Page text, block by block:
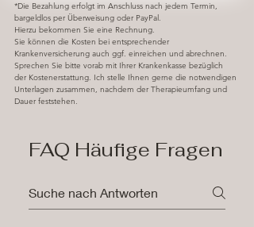
*Die Bezahlung erfolgt im Anschluss nach jedem Termin,
bargeldlos per Überweisung oder PayPal.
Hierzu bekommen Sie eine Rechnung.
​Sie können die Kosten bei entsprechender
Krankenversicherung auch ggf. einreichen und abrechnen.
Sprechen Sie bitte vorab mit Ihrer Krankenkasse bezüglich
der Kostenerstattung. Ich stelle Ihnen gerne die notwendigen
Unterlagen zusammen, nachdem der Therapieumfang und
Dauer feststehen.
FAQ Häufige Fragen